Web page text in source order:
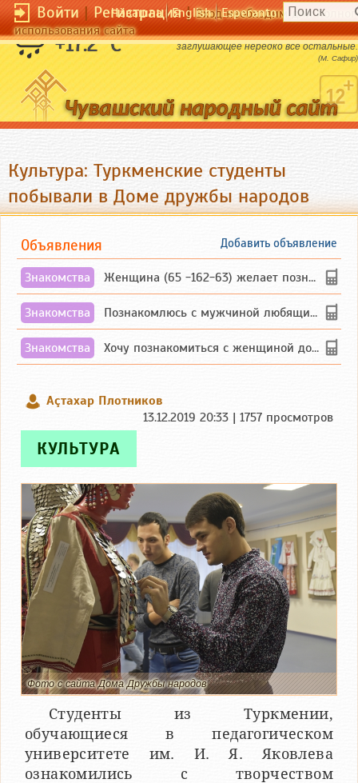
Войти|Регистрация|Вход необходим для
использования сайта
Чӑвашла English Esperanto
+17.2 °C
Нужда - это шестое наше чувство,
заглушающее нередко все остальные.
(М. Сафир)
Культура: Туркменские студенты
побывали в Доме дружбы народов
Добавить объявление
Объявления
Знакомства Женщина (65 -162-63) желает познакомиться с одиноким, добродушным, без вредных ...
Знакомства Познакомлюсь с мужчиной любящим танцевать и петь на родном чувашском языке
Знакомства Хочу познакомиться с женщиной до 55 лет чувашской или русской национальности дл...
Аçтахар Плотников
13.12.2019 20:33 | 1757 просмотров
КУЛЬТУРА
Фото с сайта Дома Дружбы народов
Студенты из Туркмении,
обучающиеся в педагогическом
университете им. И. Я. Яковлева
ознакомились с творчеством